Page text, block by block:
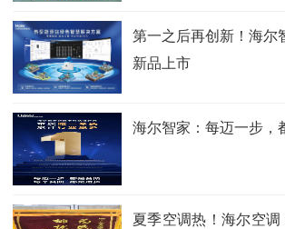
第一之后再创新！海尔
新品上市
海尔智家：每迈一步，
夏季空调热！海尔空调